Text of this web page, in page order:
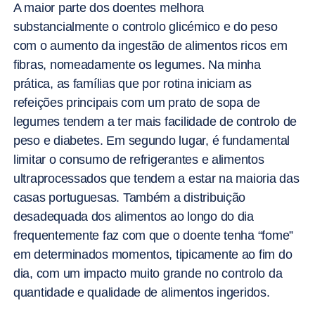
A maior parte dos doentes melhora
substancialmente o controlo glicémico e do peso
com o aumento da ingestão de alimentos ricos em
fibras, nomeadamente os legumes. Na minha
prática, as famílias que por rotina iniciam as
refeições principais com um prato de sopa de
legumes tendem a ter mais facilidade de controlo de
peso e diabetes. Em segundo lugar, é fundamental
limitar o consumo de refrigerantes e alimentos
ultraprocessados que tendem a estar na maioria das
casas portuguesas. Também a distribuição
desadequada dos alimentos ao longo do dia
frequentemente faz com que o doente tenha “fome”
em determinados momentos, tipicamente ao fim do
dia, com um impacto muito grande no controlo da
quantidade e qualidade de alimentos ingeridos.